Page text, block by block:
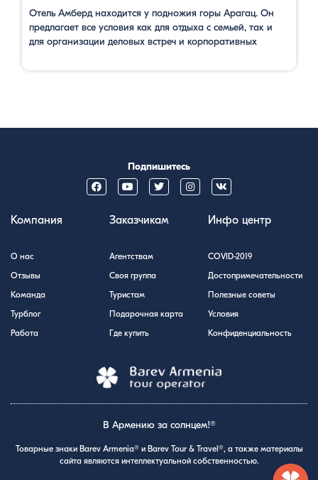
Отель Амберд находится у подножия горы Арагац. Он
предлагает все условия как для отдыха с семьей, так и
для организации деловых встреч и корпоративных
Подпишитесь
Компания
О нас
Отзывы
Команда
Турблог
Работа
Заказчикам
Агентствам
Своя группа
Туристам
Подарочная карта
Где купить
Инфо центр
COVID-2019
Достопримечательности
Полезные советы
Условия
Конфиденциальность
В Армению за солнцем!®
Товарные знаки Barev Armenia® и Barev Tour & Travel®, а также материалы
сайта являются интеллектуальной собственностью.